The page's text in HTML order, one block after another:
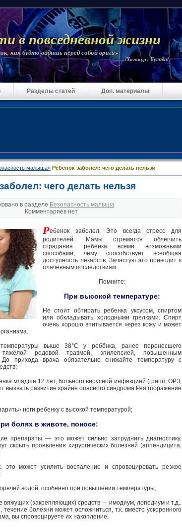
малыша» Ребенок заболел: чего делать нельзя
чего делать нельзя
в разделе Безопасность малыша
Комментариев нет
Ребенок заболел. Это всегда стресс для
родителей. Мамы стремятся облегчить
страдания ребёнка всеми возможными
способами, чему способствует всеобщая
доступность лекарств. Зачастую это приводит к
плачевным последствиям.
Помните:
При высокой температуре:
Не стоит обтирать ребенка уксусом, спиртом
или обкладывать холодными грелками. Спирт
очень хорошо впитывается через кожу и может
выше 38°С у ребёнка, ранее перенесшего
родовой травмой, эпилепсией, повышенным
прихода врача обязательно снижайте температуру с
младше 12 лет, больного вирусной инфекцией (грипп, ОРЗ,
вызвать развитие крайне опасного синдрома Рея (поражение
ноги ребенку с высокой температурой;
болях в животе, поносе:
препараты — это может сильно затруднить диагностику.
скрыть проявления хирургических болезней (аппендицита,
это может усилить воспаление и спровоцировать резкое
водой, особенно при повышении температуры;
вяжущих (закрепляющих) средств — имодиум, лопедиум и т.д..
болезни может осложниться, т.к. вместо ускоренного
вы спровоцируете их накопление.
в повседневной жизни
как будто видишь перед собой врага»
/Хагакурэ Бусидо/
Разделы статей Доп. материалы